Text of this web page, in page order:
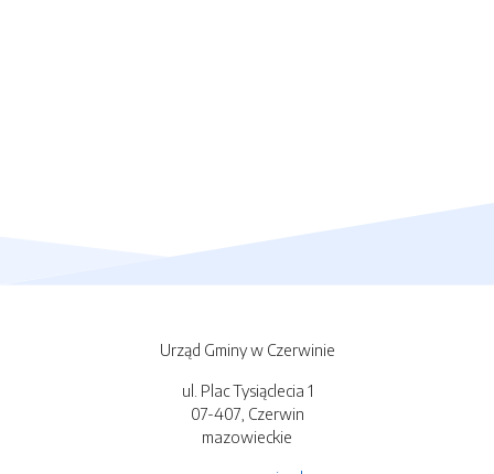
Urząd Gminy w Czerwinie
ul. Plac Tysiąclecia 1
07-407, Czerwin
mazowieckie